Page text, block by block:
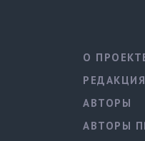
О
РЕДАКЦИЯ
АВТОРЫ
АВТОРЫ